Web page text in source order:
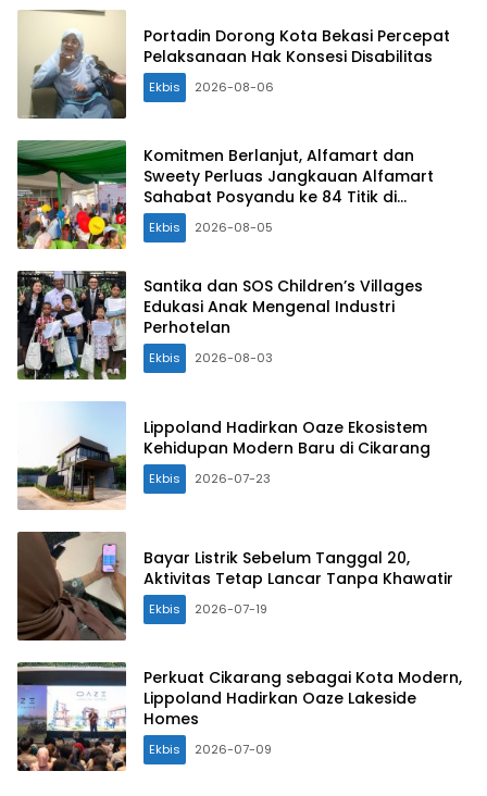
Portadin Dorong Kota Bekasi Percepat
Pelaksanaan Hak Konsesi Disabilitas
Ekbis 2026-08-06
Komitmen Berlanjut, Alfamart dan
Sweety Perluas Jangkauan Alfamart
Sahabat Posyandu ke 84 Titik di
Indonesia
Ekbis 2026-08-05
Santika dan SOS Children’s Villages
Edukasi Anak Mengenal Industri
Perhotelan
Ekbis 2026-08-03
Lippoland Hadirkan Oaze Ekosistem
Kehidupan Modern Baru di Cikarang
Ekbis 2026-07-23
Bayar Listrik Sebelum Tanggal 20,
Aktivitas Tetap Lancar Tanpa Khawatir
Ekbis 2026-07-19
Perkuat Cikarang sebagai Kota Modern,
Lippoland Hadirkan Oaze Lakeside
Homes
Ekbis 2026-07-09